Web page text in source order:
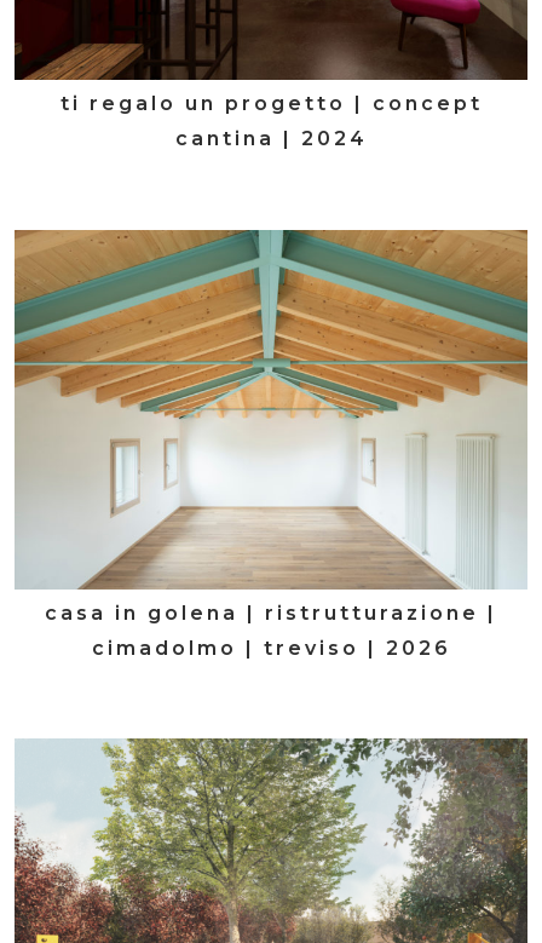
ti regalo un progetto | concept
cantina | 2024
casa in golena | ristrutturazione |
cimadolmo | treviso | 2026